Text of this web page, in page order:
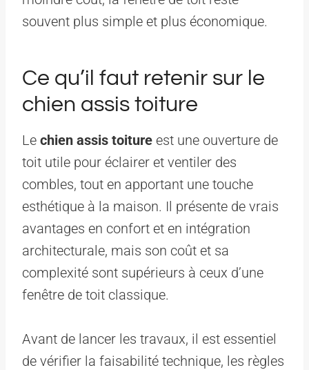
souvent plus simple et plus économique.
Ce qu’il faut retenir sur le
chien assis toiture
Le chien assis toiture est une ouverture de
toit utile pour éclairer et ventiler des
combles, tout en apportant une touche
esthétique à la maison. Il présente de vrais
avantages en confort et en intégration
architecturale, mais son coût et sa
complexité sont supérieurs à ceux d’une
fenêtre de toit classique.
Avant de lancer les travaux, il est essentiel
de vérifier la faisabilité technique, les règles